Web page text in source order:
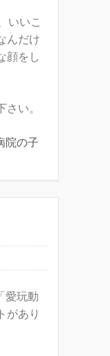
いいこ
んだけ
顔をし
い。
院の子
愛玩動
があり